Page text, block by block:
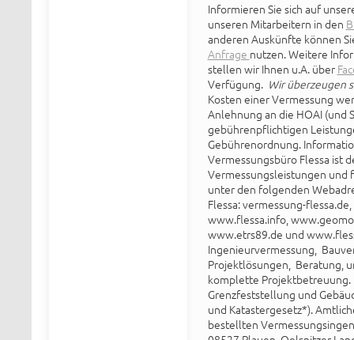
Informieren Sie sich auf
unseren Mitarbeitern in den
anderen Auskünfte können
Anfrage nutzen. Weitere
stellen wir Ihnen u.A. über
Verfügung. Wir überzeugen
Kosten einer Vermessung
Anlehnung an die HOAI (und
gebührenpflichtigen
Gebührenordnung.
Vermessungsbüro Flessa ist
Vermessungsleistungen und
unter den folgenden
Flessa: vermessung-
www.flessa.info,
www.etrs89.de und
Ingenieurvermessung,
Projektlösungen, Beratung,
komplette Projektbetreuung.
Grenzfeststellung und
und Katastergesetz*).
bestellten